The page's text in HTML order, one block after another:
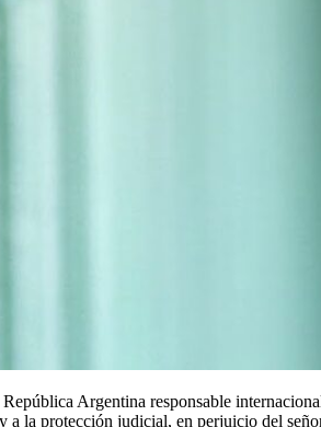
Argentina responsable
a la protección judicial, en perjuicio del